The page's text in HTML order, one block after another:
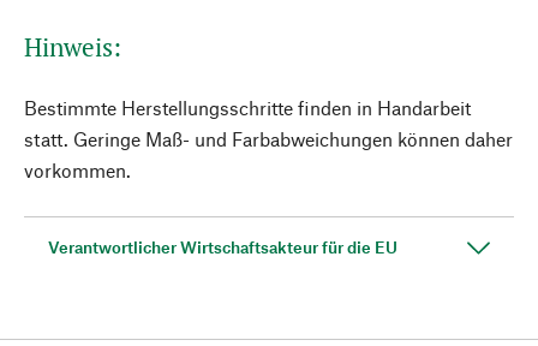
Hinweis:
Bestimmte Herstellungsschritte finden in Handarbeit
statt. Geringe Maß- und Farbabweichungen können daher
vorkommen.
Verantwortlicher Wirtschaftsakteur für die EU